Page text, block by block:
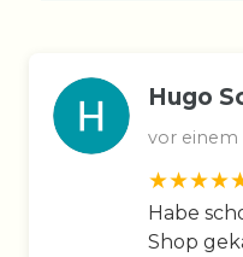
Hugo
vor einem
Habe
Shop